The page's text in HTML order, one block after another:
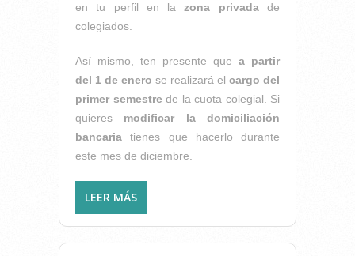
en tu perfil en la zona privadade
colegiados.
Así mismo, ten presente que a partir
del 1 de enero se realizará el cargo del
primer semestre de la cuota colegial. Si
quieres modificar la domiciliación
bancaria tienes que hacerlo durante
este mes de diciembre.
LEER MÁS
COLEGIADOS: RECUERDA